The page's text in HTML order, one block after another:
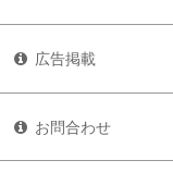
広告掲載
お問合わせ